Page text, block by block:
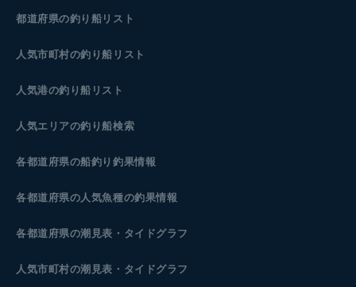
都道府県の釣り船リスト
人気市町村の釣り船リスト
人気港の釣り船リスト
人気エリアの釣り船検索
各都道府県の船釣り釣果情報
各都道府県の人気魚種の釣果情報
各都道府県の潮見表 ・タイドグラフ
人気市町村の潮見表・タイドグラフ